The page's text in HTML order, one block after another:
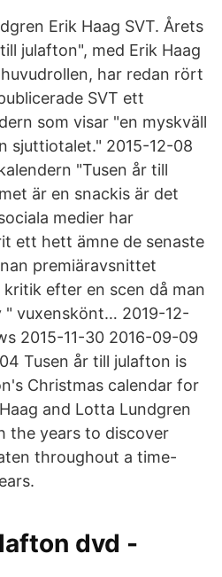
Erik Haag SVT. Årets
julafton", med Erik Haag
har redan rört
SVT ett
som visar "en myskväll
sjuttiotalet." 2015-12-08
"Tusen år till
är en snackis är det
medier har
ett hett ämne de senaste
premiäravsnittet
efter en scen då man
" vuxenskönt… 2019-12-
2015-11-30 2016-09-09
Tusen år till julafton is
Christmas calendar for
and Lotta Lundgren
the years to discover
throughout a time-
dvd -